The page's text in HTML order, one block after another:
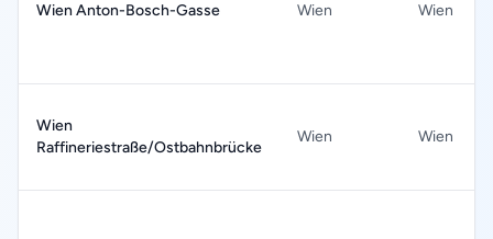
Wien Anton-Bosch-Gasse Wien Wien
Wien
Raffineriestraße/Ostbahnbrücke
Wien Wien